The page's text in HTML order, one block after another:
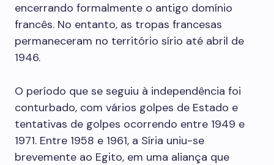
encerrando formalmente o antigo domínio
francês. No entanto, as tropas francesas
permaneceram no território sírio até abril de
1946.
O período que se seguiu à independência foi
conturbado, com vários golpes de Estado e
tentativas de golpes ocorrendo entre 1949 e
1971. Entre 1958 e 1961, a Síria uniu-se
brevemente ao Egito, em uma aliança que